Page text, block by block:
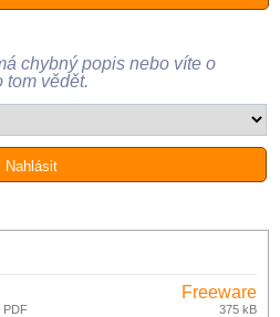
chybný popis nebo víte o
tom vědět.
PDF
Freeware
375 kB